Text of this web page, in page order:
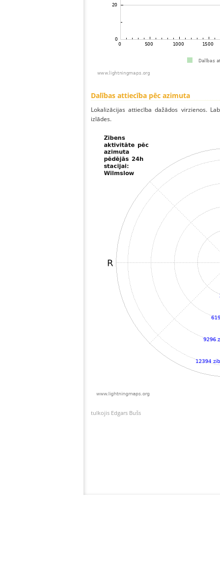
Dalības attiecība pēc azimuta
Lokalizācijas attiecība dažādos virzienos.
izlādes.
tulkojis Edgars Bušs